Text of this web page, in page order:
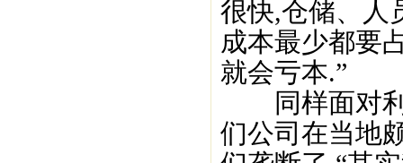
很快,仓储、人
成本最少都要
就会亏本.”
同样面对利
们公司在当地